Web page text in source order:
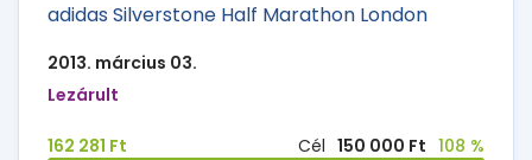
adidas Silverstone Half Marathon London
2013. március 03.
Lezárult
162 281 Ft Cél 150 000 Ft 108 %